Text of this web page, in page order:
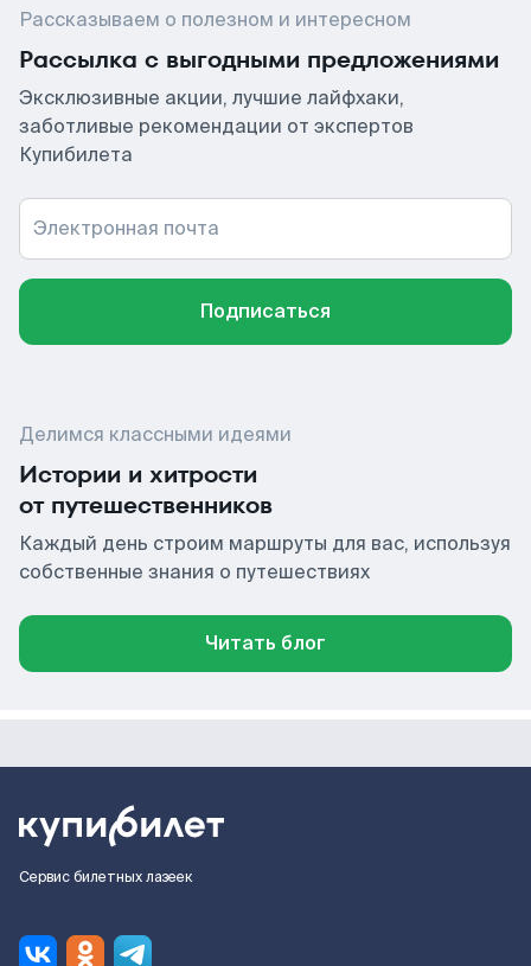
Рассказываем о полезном и интересном
Рассылка с выгодными предложениями
Эксклюзивные акции, лучшие лайфхаки,
заботливые рекомендации от экспертов
Купибилета
Электронная почта
Подписаться
Делимся классными идеями
Истории и хитрости
от путешественников
Каждый день строим маршруты для вас, используя
собственные знания о путешествиях
Читать блог
Сервис билетных лазеек